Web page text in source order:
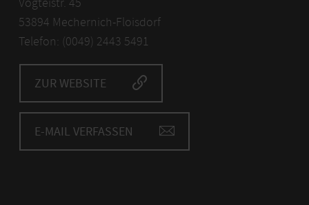
Vogteistr. 45
53894 Mechernich-Floisdorf
Telefon: (0049) 2443 5491
ZUR WEBSITE
E-MAIL VERFASSEN